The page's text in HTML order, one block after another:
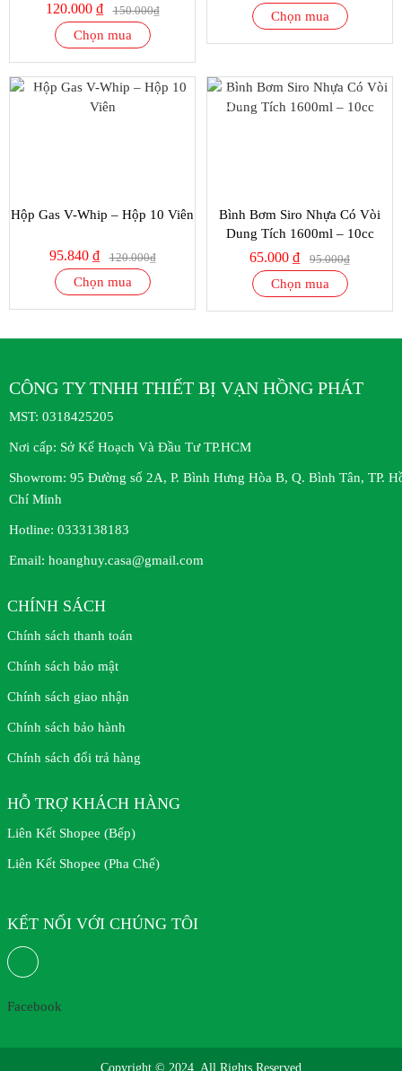
120.000 ₫ 150.000₫
Chọn mua
Chọn mua
Hộp Gas V-Whip – Hộp 10 Viên
95.840 ₫ 120.000₫
SALE
Chọn mua
Bình Bơm Siro Nhựa Có Vòi
Dung Tích 1600ml – 10cc
65.000 ₫ 95.000₫
SALE
32%
Chọn mua
CÔNG TY TNHH THIẾT BỊ VẠN HỒNG PHÁT
MST: 0318425205
Nơi cấp: Sở Kế Hoạch Và Đầu Tư TP.HCM
Showrom: 95 Đường số 2A, P. Bình Hưng Hòa B, Q. Bình Tân, TP.
Chí Minh
Hotline: 0333138183
Email: hoanghuy.casa@gmail.com
CHÍNH SÁCH
Chính sách thanh toán
Chính sách bảo mật
Chính sách giao nhận
Chính sách bảo hành
Chính sách đổi trả hàng
HỖ TRỢ KHÁCH HÀNG
Liên Kết Shopee (Bếp)
Liên Kết Shopee (Pha Chế)
KẾT NỐI VỚI CHÚNG TÔI
Facebook
Copyright © 2024. All Rights Reserved